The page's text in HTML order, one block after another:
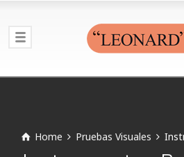
Home Pruebas Visuales